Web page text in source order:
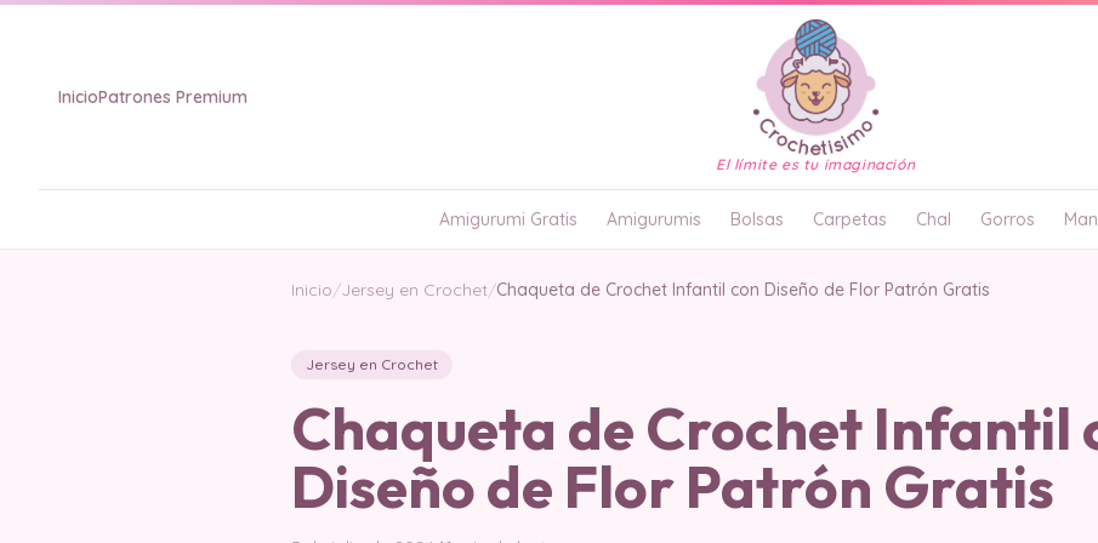
InicioPatrones Premium
El límite es tu imaginación
Amigurumi Gratis Amigurumis Bolsas Carpetas Chal Gorros
Inicio/Jersey en Crochet/Chaqueta de Crochet Infantil con Diseño de Flor Patrón Gratis
Jersey en Crochet
Chaqueta de Crochet Infantil
Diseño de Flor Patrón Gratis